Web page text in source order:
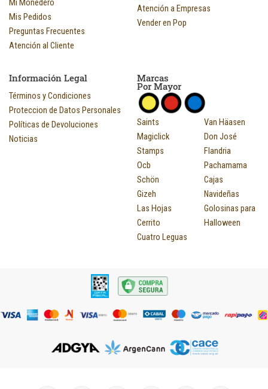
Mi Monedero
Mis Pedidos
Preguntas Frecuentes
Atención al Cliente
Atención a Empresas
Vender en Pop
Información Legal
Términos y Condiciones
Proteccion de Datos Personales
Políticas de Devoluciones
Noticias
Marcas
Por Mayor
Saints
Magiclick
Stamps
Ocb
Schön
Gizeh
Las Hojas
Cerrito
Cuatro Leguas
Van Häasen
Don José
Flandria
Pachamama
Cajas
Navideñas
Golosinas para
Halloween